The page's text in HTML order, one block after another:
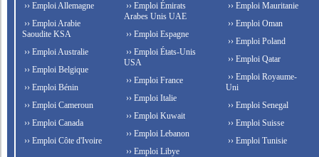
›› Emploi Allemagne
›› Emploi Arabie
Saoudite KSA
›› Emploi Australie
›› Emploi Belgique
›› Emploi Bénin
›› Emploi Cameroun
›› Emploi Canada
›› Emploi Côte d'Ivoire
›› Emploi Émirats
Arabes Unis UAE
›› Emploi Espagne
›› Emploi États-Unis
USA
›› Emploi France
›› Emploi Italie
›› Emploi Kuwait
›› Emploi Lebanon
›› Emploi Libye
›› Emploi Mauritanie
›› Emploi Oman
›› Emploi Poland
›› Emploi Qatar
›› Emploi Royaume-
Uni
›› Emploi Senegal
›› Emploi Suisse
›› Emploi Tunisie